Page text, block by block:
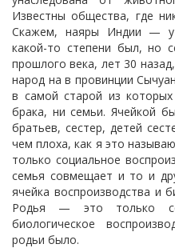
Известны общества, где
Скажем, наяры Индии — у
какой-то степени был, но
прошлого века, лет 30
народ на в провинции
в самой старой из
брака, ни семьи. Ячейкой
братьев, сестер, детей
чем плоха, как я это
только социальное
семья совмещает и то и
ячейка воспроизводства и
Родья — это только
биологическое
родьи было.